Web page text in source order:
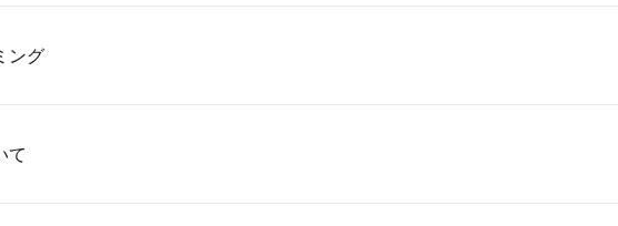
ング
て